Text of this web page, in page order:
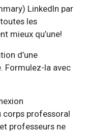
LinkedIn par
les
mieux qu’une!
d’une
Formulez-la avec
corps professoral
professeurs ne